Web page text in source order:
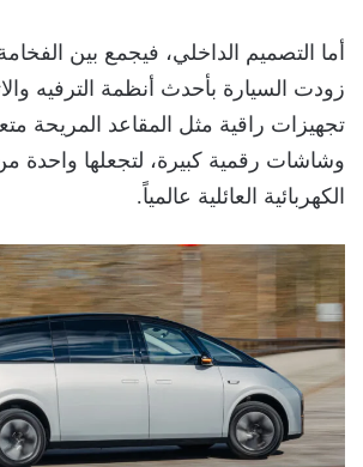
أما التصميم الداخلي، فيجمع بين
زودت السيارة بأحدث أنظمة الترفيه
تجهيزات راقية مثل المقاعد المريحة
وشاشات رقمية كبيرة، لتجعلها واحدة
الكهربائية العائلية عالمياً.